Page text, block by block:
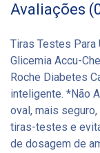
Avaliações
Tiras Testes Para
Glicemia Accu-
Roche Diabetes
inteligente. *Não
oval, mais
tiras-testes e
de dosagem de